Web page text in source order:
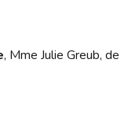
, Mme Julie Greub, de